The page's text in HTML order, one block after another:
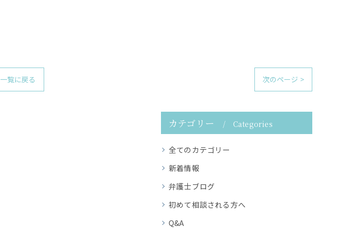
一覧に戻る 次のページ >
カテゴリー Categories
全てのカテゴリー
新着情報
弁護士ブログ
初めて相談される方へ
Q&A